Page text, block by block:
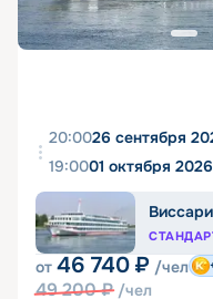
20:0026 сентября
19:0001 октября 2026
от 46 740 ₽ /чел
49 200₽ /чел